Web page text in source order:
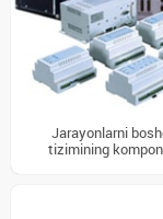
Jarayonlarni
tizimining